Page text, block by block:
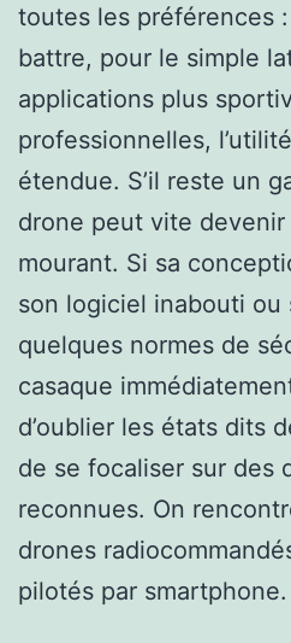
toutes les préférences
battre, pour le simple
applications plus
professionnelles,
étendue. S’il reste un
drone peut vite devenir
mourant. Si sa
son logiciel inabouti ou
quelques normes de
casaque
d’oublier les états dits
de se focaliser sur des
reconnues. On
drones
pilotés par smartphone.